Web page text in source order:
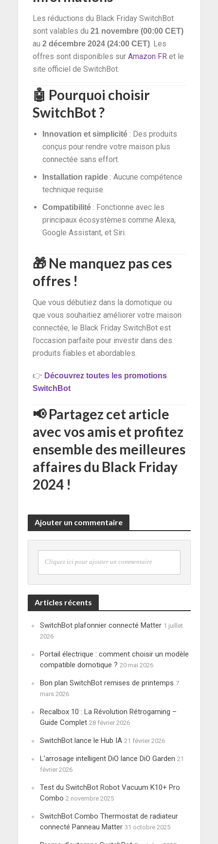
Les réductions du Black Friday SwitchBot
sont valables du 21 novembre (00:00 CET)
au 2 décembre 2024 (24:00 CET). Les
offres sont disponibles sur Amazon FR et le
site officiel de SwitchBot.
🤖 Pourquoi choisir
SwitchBot ?
Innovation et simplicité: Des produits
conçus pour rendre votre maison plus
connectée sans effort.
Installation rapide: Aucune compétence
technique requise.
Compatibilité: Fonctionne avec les
principaux écosystèmes comme Alexa,
Google Assistant, et Siri.
🎁 Ne manquez pas ces
offres !
Que vous débutiez dans la domotique ou
que vous souhaitiez améliorer votre maison
connectée, le Black Friday SwitchBot est
l’occasion parfaite pour investir dans des
produits fiables et abordables.
👉 Découvrez toutes les promotions
SwitchBot
📢Partagez cet article
avec vos amis et profitez
ensemble des meilleures
affaires du Black Friday
2024 !
Ajouter un commentaire
Cliquez ici pour ajouter un commentaire
Articles récents
SwitchBot plafonnier connecté Matter 1 juillet
2026
Portail électrique : comment choisir un modèle
compatible domotique ? 20 mai 2026
Bon plan SwitchBot remises de printemps 7
mars 2026
Recalbox 10 : La Révolution Rétrogaming –
Guide Complet 28 février 2026
SwitchBot lance le Hub IA 21 février 2026
L’arrosage intelligent DiO lance DiO Garden 21
février 2026
Test du SwitchBot Robot Vacuum K10+ Pro
Combo 2 novembre 2025
SwitchBot Combo Thermostat de radiateur
connecté Panneau Matter 31 octobre 2025